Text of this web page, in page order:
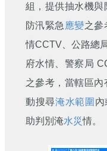
組，提供抽水機
防汛緊急 應變之參
情CCTV、公路總
府水情、警察局
之參考，當轄區
動搜尋淹水範圍
助判別淹水災情。